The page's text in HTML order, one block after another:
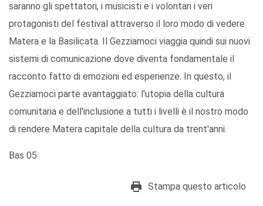
saranno gli spettatori, i musicisti e i volontari i veri
protagonisti del festival attraverso il loro modo di vedere
Matera e la Basilicata. Il Gezziamoci viaggia quindi sui nuovi
sistemi di comunicazione dove diventa fondamentale il
racconto fatto di emozioni ed esperienze. In questo, il
Gezziamoci parte avantaggiato: l'utopia della cultura
comunitaria e dell'inclusione a tutti i livelli è il nostro modo
di rendere Matera capitale della cultura da trent'anni.
Bas 05
Stampa questo articolo